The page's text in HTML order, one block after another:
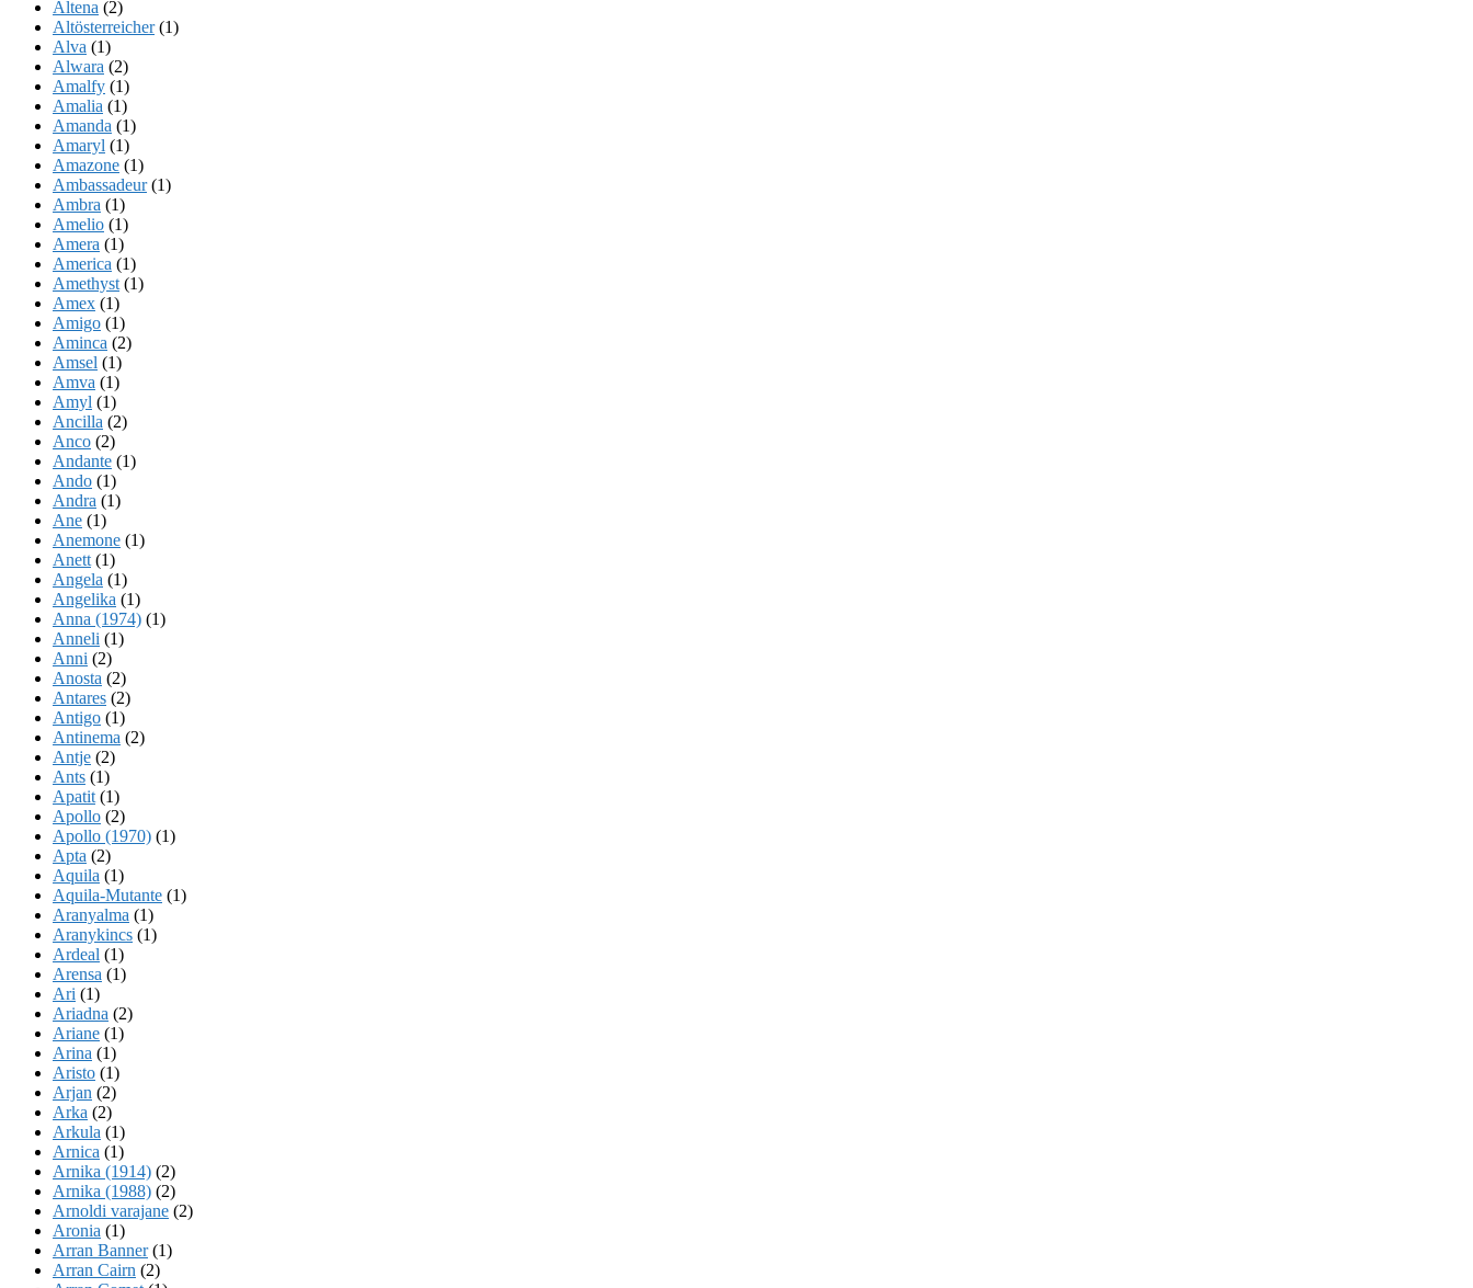
Altena (2)
Altösterreicher(1)
Alva (1)
Alwara (2)
Amalfy (1)
Amalia (1)
Amanda (1)
Amaryl (1)
Amazone (1)
Ambassadeur(1)
Ambra (1)
Amelio (1)
Amera (1)
America (1)
Amethyst (1)
Amex (1)
Amigo (1)
Aminca (2)
Amsel (1)
Amva (1)
Amyl (1)
Ancilla (2)
Anco (2)
Andante (1)
Ando (1)
Andra (1)
Ane (1)
Anemone (1)
Anett (1)
Angela (1)
Angelika (1)
Anna (1974) (1)
Anneli (1)
Anni (2)
Anosta (2)
Antares (2)
Antigo (1)
Antinema (2)
Antje (2)
Ants (1)
Apatit (1)
Apollo (2)
Apollo (1970) (1)
Apta (2)
Aquila (1)
Aquila-Mutante (1)
Aranyalma (1)
Aranykincs (1)
Ardeal (1)
Arensa (1)
Ari (1)
Ariadna (2)
Ariane (1)
Arina (1)
Aristo (1)
Arjan (2)
Arka (2)
Arkula (1)
Arnica (1)
Arnika (1914) (2)
Arnika (1988) (2)
Arnoldi varajane (2)
Aronia (1)
Arran Banner(1)
Arran Cairn (2)